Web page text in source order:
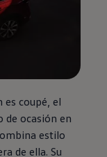
es coupé, el
de ocasión en
estilo
de ella. Su